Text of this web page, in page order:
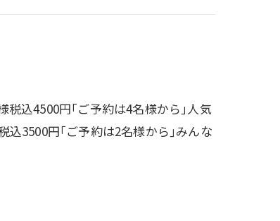
税込4500円｢ご予約は4名様から｣人気
込3500円｢ご予約は2名様から｣みんな